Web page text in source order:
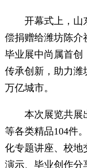
开幕式上，山
偿捐赠给潍坊陈介
毕业展中尚属首创
传承创新，助力潍
万亿城市。
本次展览共展
等各类精品104件
化专题讲座、校地
演示、毕业创作分